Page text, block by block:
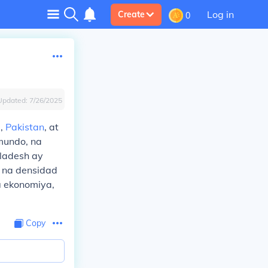
Create 0 Log in
7/26/2025
, Pakistan, at
na
ay
densidad
Copy